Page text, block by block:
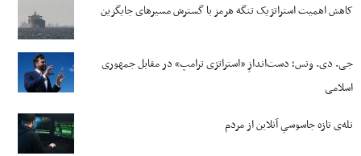
کاهش اهمیت استراتژیک تنگه‌ هرمز با گسترش مسیرهای جایگزین
جی‌. دی. ونس؛ دست‌اندازِ «استراتژی ترامپ» در مقابل جمهوری
اسلامی
تله‌ی تازه جاسوسیِ آنلاین از مردم